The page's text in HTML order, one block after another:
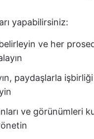
yapabilirsiniz:
ve her
paydaşlarla
ve görünümleri